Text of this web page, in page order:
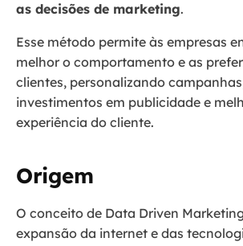
as decisões de marketing.
Esse método permite às empresas
melhor o comportamento e as
clientes, personalizando
investimentos em publicidade e
experiência do cliente.
Origem
O conceito de Data Driven
expansão da internet e das